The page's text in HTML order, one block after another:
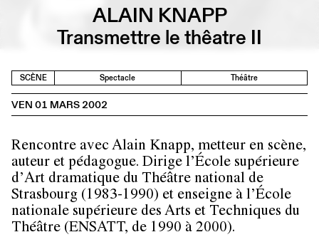
ALAIN KNAPP
Transmettre le thêatre II
SCÈNE Spectacle Théâtre
VEN 01 MARS 2002
Rencontre avec Alain Knapp, metteur en scène,
auteur et pédagogue. Dirige l’École supérieure
d’Art dramatique du Théâtre national de
Strasbourg (1983-1990) et enseigne à l’École
nationale supérieure des Arts et Techniques du
Théâtre (ENSATT, de 1990 à 2000).